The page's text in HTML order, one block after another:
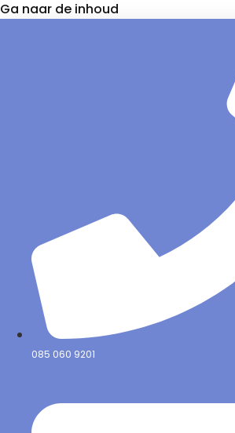
Ga naar de inhoud
085 060 9201